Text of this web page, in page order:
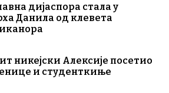
дијаспора стала у
Данила од клевета
никејски Алексије посетио
и студенткиње